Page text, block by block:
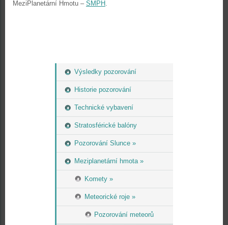
Výsledky pozorování
Historie pozorování
Technické vybavení
Stratosférické balóny
Pozorování Slunce »
Meziplanetární hmota »
Komety »
Meteorické roje »
Pozorování meteorů
MeziPlanetární Hmotu – SMPH .